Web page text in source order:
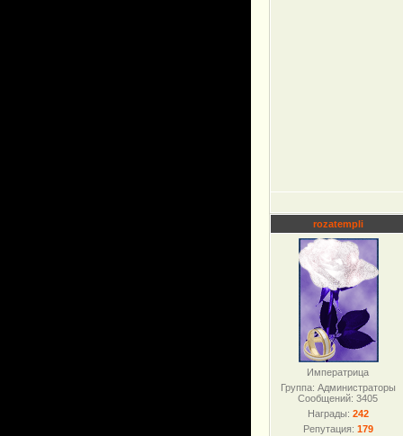
rozatempli
Императрица
Группа: Администраторы
Сообщений:3405
Награды: 242
Репутация: 179